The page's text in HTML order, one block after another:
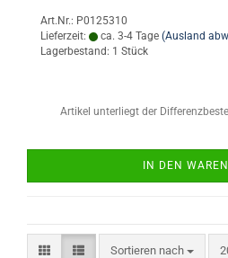
Art.Nr.: P0125310
Lieferzeit:
ca. 3-4 Tage (Ausland
Lagerbestand: 1 Stück
Artikel unterliegt der
IN DEN
Sortieren nach
Sortieren nach